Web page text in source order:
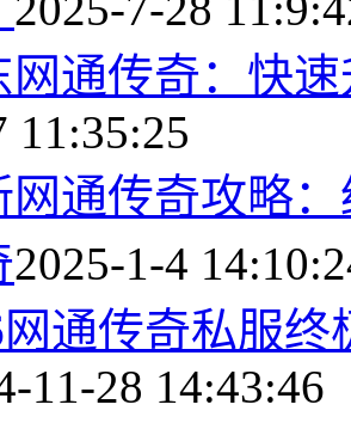
网通传奇：快
11:35:25
网通传奇攻略
2025-1-4
网通传奇私服
11-28 14:43:46